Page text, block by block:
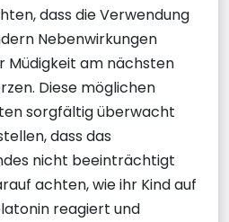
dass die Verwendung
Nebenwirkungen
Müdigkeit am nächsten
Diese möglichen
sorgfältig überwacht
dass das
nicht beeinträchtigt
achten, wie ihr Kind auf
reagiert und